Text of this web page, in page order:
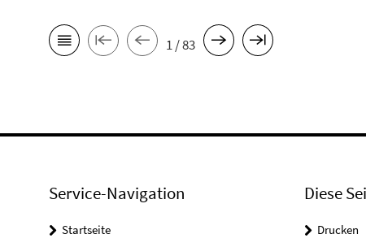
1 / 83
Service-Navigation
Startseite
Diese
Drucken